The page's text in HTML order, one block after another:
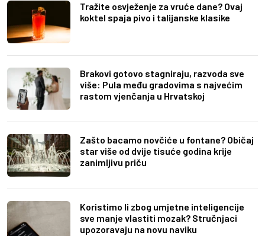
Tražite osvježenje za vruće dane? Ovaj
koktel spaja pivo i talijanske klasike
Brakovi gotovo stagniraju, razvoda sve
više: Pula među gradovima s najvećim
rastom vjenčanja u Hrvatskoj
Zašto bacamo novčiće u fontane? Običaj
star više od dvije tisuće godina krije
zanimljivu priču
Koristimo li zbog umjetne inteligencije
sve manje vlastiti mozak? Stručnjaci
upozoravaju na novu naviku